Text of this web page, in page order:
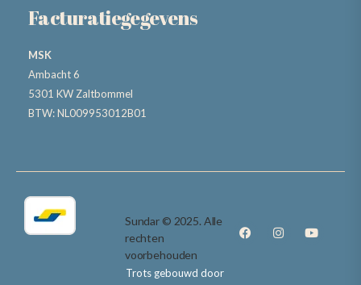
Facturatiegegevens
MSK
Ambacht 6
5301 KW Zaltbommel
BTW: NL009953012B01
Sundar © 2025. Alle
rechten
voorbehouden
Trots gebouwd door